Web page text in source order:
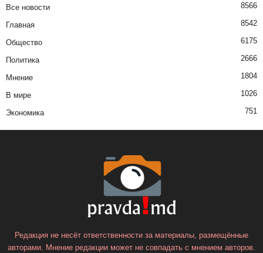
Все новости 8566
Главная 8542
Общество 6175
Политика 2666
Мнение 1804
В мире 1026
Экономика 751
Редакция не несёт ответственности за материалы, размещённые
авторами. Мнение редакции может не совпадать с мнением авторов.